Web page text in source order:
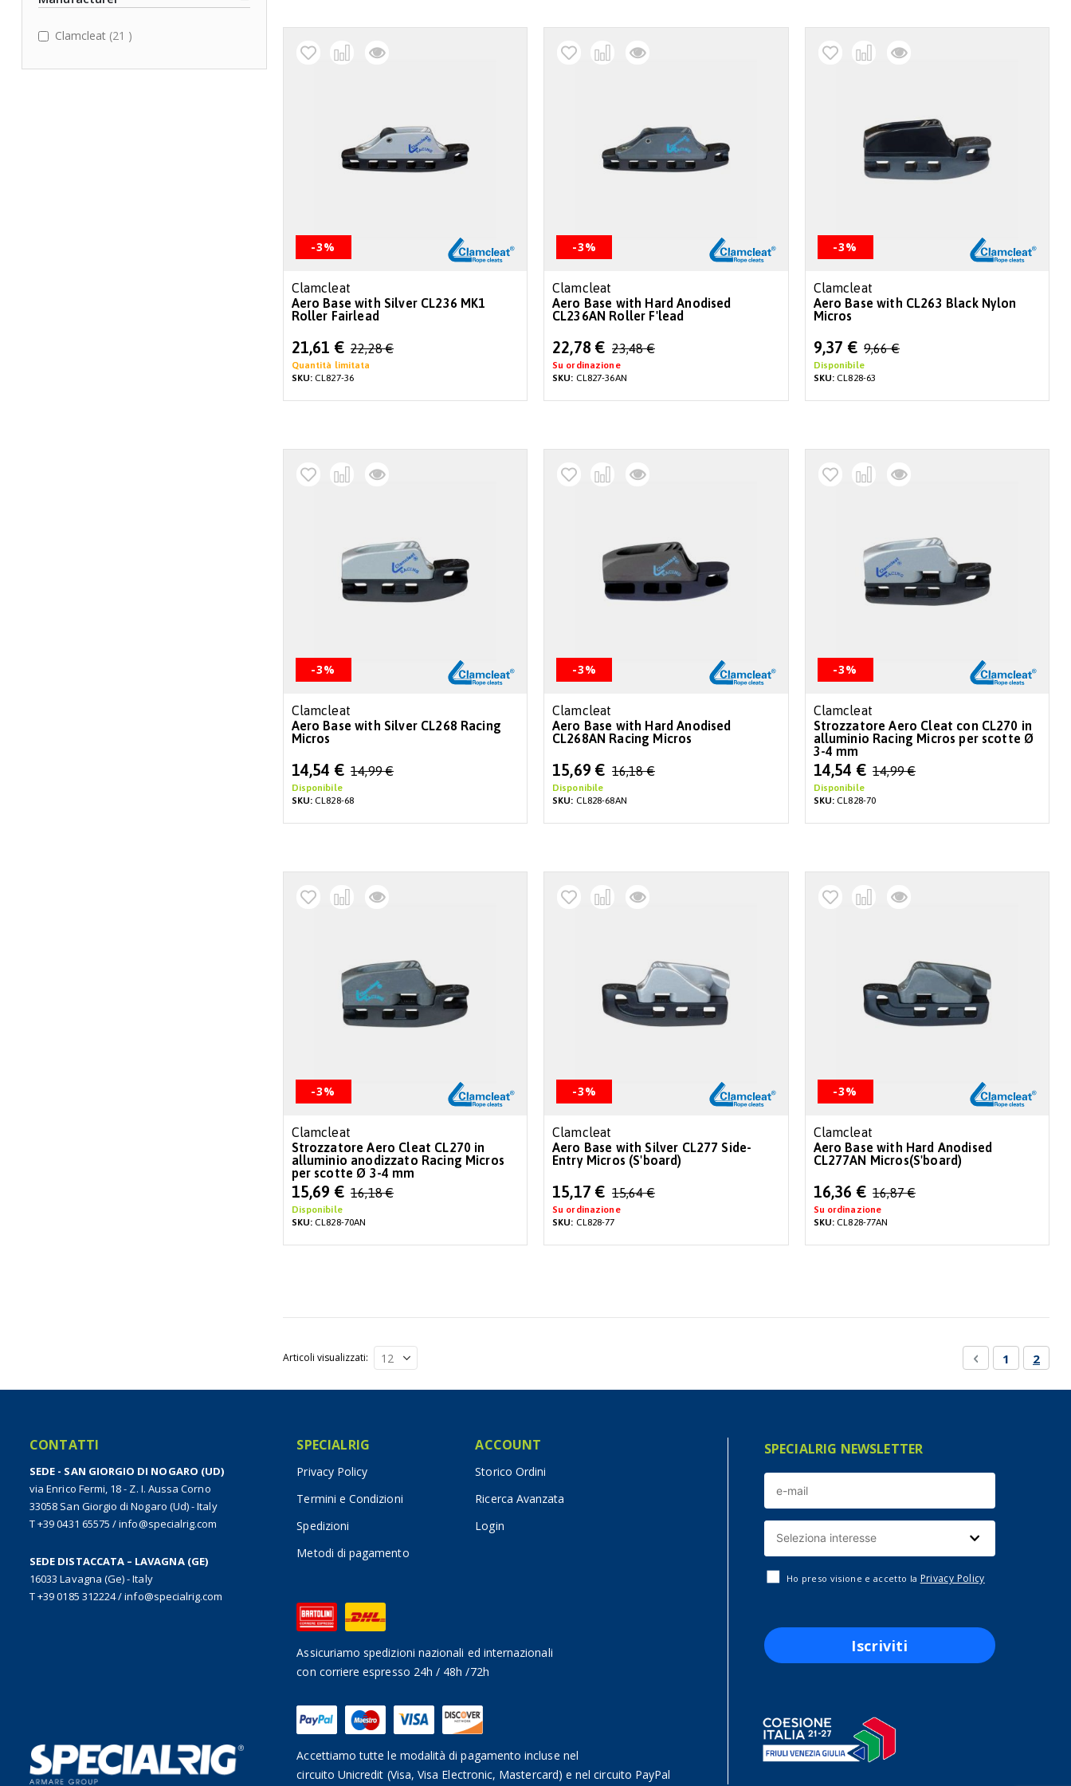
-3%
Clamcleat
Aero Base with Silver CL236 MK1
Roller Fairlead
Special
Price
21,61 € 22,28 €
Quantità limitata
SKU:CL827-36
-3%
Clamcleat
Aero Base with Hard Anodised
CL236AN Roller F'lead
Special
Price
22,78 € 23,48 €
Su ordinazione
SKU: CL827-36AN
-3%
Clamcleat
Aero Base with CL263 Black Nylon
Micros
Special
Price
9,37 € 9,66 €
Disponibile
SKU:CL828-63
-3%
Clamcleat
Aero Base with Silver CL268 Racing
Micros
Special
Price
14,54 € 14,99 €
Disponibile
SKU:CL828-68
-3%
Clamcleat
Aero Base with Hard Anodised
CL268AN Racing Micros
Special
Price
15,69 € 16,18 €
Disponibile
SKU: CL828-68AN
-3%
Clamcleat
Strozzatore Aero Cleat con CL270 in
alluminio Racing Micros per scotte Ø
3-4 mm
Special
Price
14,54 € 14,99 €
Disponibile
SKU:CL828-70
-3%
Clamcleat
Strozzatore Aero Cleat CL270 in
alluminio anodizzato Racing Micros
per scotte Ø 3-4 mm
Special
Price
15,69 € 16,18 €
Disponibile
SKU:CL828-70AN
-3%
Clamcleat
Aero Base with Silver CL277 Side-
Entry Micros (S'board)
Special
Price
15,17 € 15,64 €
Su ordinazione
SKU: CL828-77
-3%
Clamcleat
Aero Base with Hard Anodised
CL277AN Micros(S'board)
Special
Price
16,36 € 16,87 €
Su ordinazione
SKU:CL828-77AN
Pagina
Pagina
Precedente
Pagina
1 2
Articoli visualizzati
Clamcleat 21 items
CONTATTI
SEDE - SAN GIORGIO DI NOGARO (UD)
via Enrico Fermi, 18 - Z. I. Aussa Corno
33058 San Giorgio di Nogaro (Ud) - Italy
T +39 0431 65575 /info@specialrig.com
SEDE DISTACCATA – LAVAGNA (GE)
16033 Lavagna (Ge) - Italy
T +39 0185 312224/info@specialrig.com
SPECIALRIG
Privacy Policy
Termini e Condizioni
Spedizioni
Metodi di pagamento
ACCOUNT
Storico Ordini
Ricerca Avanzata
Login
Assicuriamo spedizioni nazionali ed internazionali
con corriere espresso 24h / 48h /72h
Accettiamo tutte le modalità di pagamento incluse nel
circuito Unicredit (Visa, Visa Electronic, Mastercard) e nel circuito PayPal
SPECIALRIG NEWSLETTER
Ho preso visione e accetto la Privacy Policy
Iscriviti